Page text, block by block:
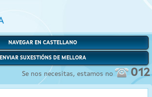
NAVEGAR EN CASTELLANO
ENVIAR SUXESTIÓNS DE MELLORA
Se nos necesitas, estamos no 012